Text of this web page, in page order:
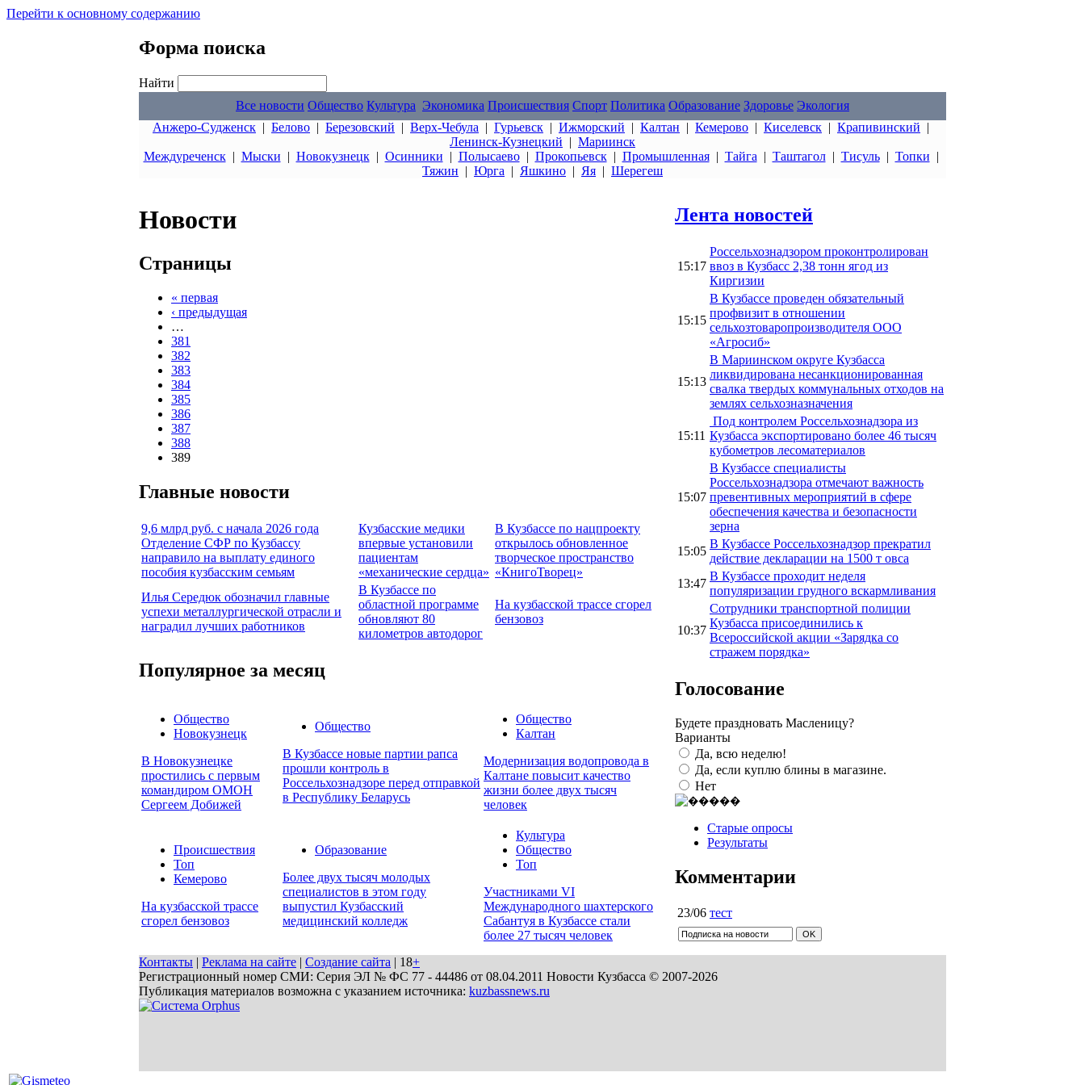
Перейти к основному содержанию
Форма поиска
Найти
Все новости Общество Культура Экономика Происшествия Спорт Политика Образование Здоровье Экология
Анжеро-Судженск | Белово | Березовский | Верх-Чебула | Гурьевск | Ижморский | Калтан | Кемерово | Киселевск | Крапивинский |
Ленинск-Кузнецкий | Мариинск
Междуреченск| Мыски | Новокузнецк| Осинники | Полысаево| Прокопьевск| Промышленная| Тайга | Таштагол| Тисуль| Топки |
Тяжин | Юрга | Яшкино | Яя | Шерегеш
Новости
Страницы
« первая
‹ предыдущая
…
381
382
383
384
385
386
387
388
389
Главные новости
9,6 млрд руб. с начала 2026 года
Отделение СФР по Кузбассу
направило на выплату единого
пособия кузбасским семьям
Кузбасские медики
впервые установили
пациентам
«механические сердца»
В Кузбассе по нацпроекту
открылось обновленное
творческое пространство
«КнигоТворец»
Илья Середюк обозначил главные
успехи металлургической отрасли и
наградил лучших работников
В Кузбассе по
областной программе
обновляют 80
километров автодорог
На кузбасской трассе сгорел
бензовоз
Популярное за месяц
Общество
Новокузнецк
В Новокузнецке
простились с первым
командиром ОМОН
Сергеем Добижей
Общество
В Кузбассе новые партии рапса
прошли контроль в
Россельхознадзоре перед отправкой
в Республику Беларусь
Общество
Калтан
Модернизация водопровода в
Калтане повысит качество
жизни более двух тысяч
человек
Происшествия
Топ
Кемерово
На кузбасской трассе
сгорел бензовоз
Образование
Более двух тысяч молодых
специалистов в этом году
выпустил Кузбасский
медицинский колледж
Культура
Общество
Топ
Участниками VI
Международного шахтерского
Сабантуя в Кузбассе стали
более 27 тысяч человек
Лента новостей
15:17
Россельхознадзором проконтролирован
ввоз в Кузбасс 2,38 тонн ягод из
Киргизии
15:15
В Кузбассе проведен обязательный
профвизит в отношении
сельхозтоваропроизводителя ООО
«Агросиб»
15:13
В Мариинском округе Кузбасса
ликвидирована несанкционированная
свалка твердых коммунальных отходов на
землях сельхозназначения
15:11
Под контролем Россельхознадзора из
Кузбасса экспортировано более 46 тысяч
кубометров лесоматериалов
15:07
В Кузбассе специалисты
Россельхознадзора отмечают важность
превентивных мероприятий в сфере
обеспечения качества и безопасности
зерна
15:05
В Кузбассе Россельхознадзор прекратил
действие декларации на 1500 т овса
13:47
В Кузбассе проходит неделя
популяризации грудного вскармливания
10:37
Сотрудники транспортной полиции
Кузбасса присоединились к
Всероссийской акции «Зарядка со
стражем порядка»
Голосование
Будете праздновать Масленицу?
Варианты
Да, всю неделю!
Да, если куплю блины в магазине.
Нет
Старые опросы
Результаты
Комментарии
23/06 тест
Контакты | Реклама на сайте | Создание сайта | 18+
Регистрационный номер СМИ: Серия ЭЛ № ФС 77 - 44486 от 08.04.2011 Новости Кузбасса © 2007-2026
Публикация материалов возможна с указанием источника: kuzbassnews.ru